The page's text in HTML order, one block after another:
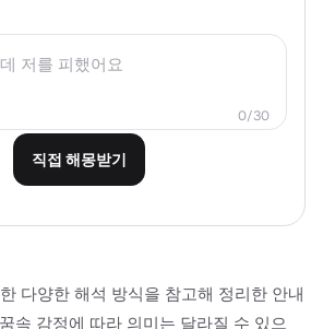
0/30
직접 해몽받기
다양한 해석 방식을 참고해 정리한 안내
속 감정에 따라 의미는 달라질 수 있으